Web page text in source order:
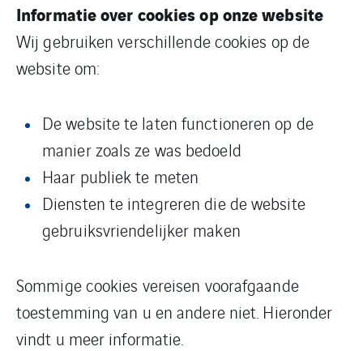
Informatie over cookies op onze website
Wij gebruiken verschillende cookies op de
website om:
De website te laten functioneren op de
manier zoals ze was bedoeld
Haar publiek te meten
Diensten te integreren die de website
gebruiksvriendelijker maken
Sommige cookies vereisen voorafgaande
toestemming van u en andere niet. Hieronder
vindt u meer informatie.